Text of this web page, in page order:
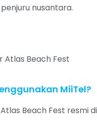
nusantara.
Atlas Beach Fest
MiiTel?
Beach Fest resmi